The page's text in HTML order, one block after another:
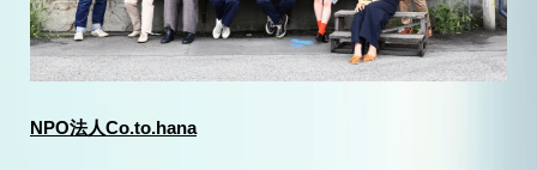
NPO法人Co.to.hana